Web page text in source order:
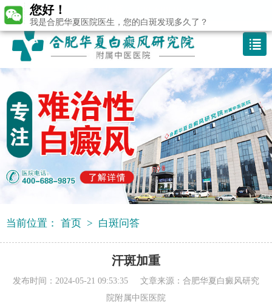
当前位置： 首页 > 白斑问答
汗斑加重
发布时间：2024-05-21 09:53:35 文章来源： 合肥华夏白癜风研究
院附属中医医院
您好！
我是合肥华夏医院医生，您的白斑发现多久了？